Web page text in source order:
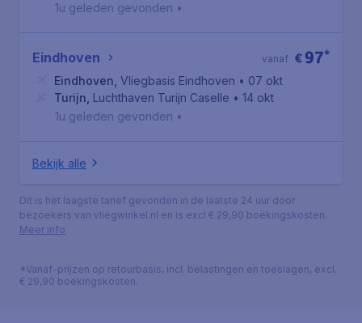
1u geleden gevonden •
Eindhoven € 97*
vanaf
Eindhoven Vliegbasis Eindhoven • 07 okt
Turijn Luchthaven Turijn Caselle • 14 okt
1u geleden gevonden •
Bekijk alle
Dit is het laagste tarief gevonden in de laatste 24 uur door
bezoekers van vliegwinkel.nl en is excl € 29,90 boekingskosten.
Meer info
*Vanaf-prijzen op retourbasis, incl. belastingen en toeslagen, excl.
€ 29,90 boekingskosten.